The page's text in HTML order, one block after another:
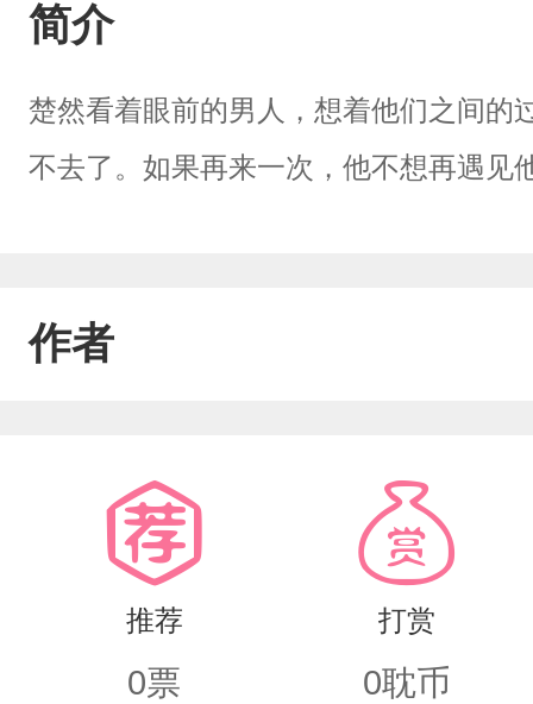
简介
楚然看着眼前的男人，想着他们之间的
不去了。如果再来一次，他不想再遇见
作者
推荐
0票
打赏
0耽币